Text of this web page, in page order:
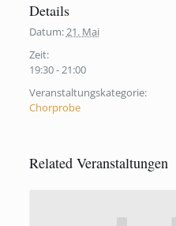
Details
Datum:21. Mai
Zeit:
19:30 - 21:00
Veranstaltungskategorie:
Chorprobe
Related Veranstaltungen